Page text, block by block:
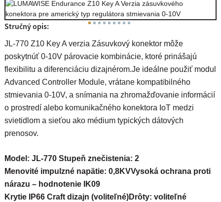
Stručný opis:
JL-770 Z10 Key A verzia Zásuvkový konektor môže
poskytnúť 0-10V párovacie kombinácie, ktoré prinášajú
flexibilitu a diferenciáciu dizajnérom.Je ideálne použiť modul
Advanced Controller Module, vrátane kompatibilného
stmievania 0-10V, a snímania na zhromažďovanie informácií
o prostredí alebo komunikačného konektora IoT medzi
svietidlom a sieťou ako médium typických dátových
prenosov.
Model: JL-770 Stupeň znečistenia: 2
Menovité impulzné napätie: 0,8KVVysoká ochrana proti
nárazu – hodnotenie IK09
Krytie IP66 Craft dizajn (voliteľné)Drôty: voliteľné